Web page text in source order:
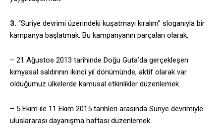
3. “Suriye devrimi üzerindeki kuşatmayı kıralım” sloganıyla bir
kampanya başlatmak. Bu kampanyanın parçaları olarak,
– 21 Ağustos 2013 tarihinde Doğu Guta’da gerçekleşen
kimyasal saldırının ikinci yıl dönümünde, aktif olarak var
olduğumuz ülkelerde kamusal etkinlikler düzenlemek
– 5 Ekim ile 11 Ekim 2015 tarihleri arasında Suriye devrimiyle
uluslararası dayanışma haftası düzenlemek.